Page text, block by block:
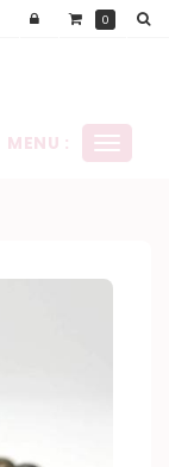
Ouvrir
MENU :
0